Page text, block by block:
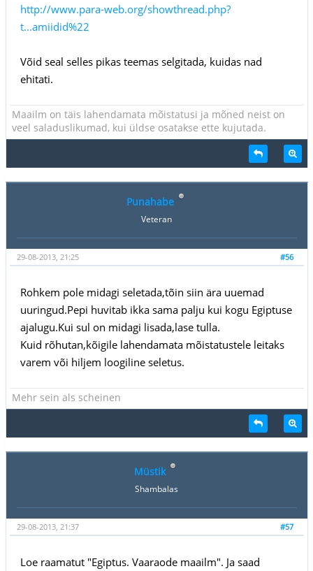
http://www.para-web.org/showthread.php?
t...amiidid%22
Võid seal selles pikas teemas selgitada, kuidas nad
ehitati.
Maailm on täis lahendamata mõistatusi ja mõned neist on
veel saladuslikumad, kui üldse osatakse ette kujutada.
Punahabe
Veteran
#56
29-08-2013, 21:25
Rohkem pole midagi seletada,tõin siin ära uuemad
uuringud.Pepi huvitab ikka sama palju kui kogu Egiptuse
ajalugu.Kui sul on midagi lisada,lase tulla.
Kuid rõhutan,kõigile lahendamata mõistatustele leitaks
varem või hiljem loogiline seletus.
Mehr sein als scheinen
Müstik
Shambalas
#57
29-08-2013, 21:37
Loe raamatut "Egiptus. Vaaraode maailm". Ja saad